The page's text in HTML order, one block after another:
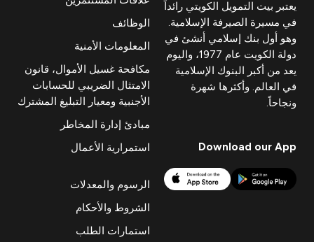
يعتبر بيت التمويل الكويتي رائداً
في مسيرة الصيرفة الإسلامية.
وهو أول بنك إسلامي أنشئ في
دولة الكويت عام 1977، واليوم
يعد من أكبر البنوك الإسلامية
في العالم. وأكثرها شهرة
ونجاحاً.
Download our App
الوظائف
المعلومات الأمنية
مكافحة غسيل الأموال، قانون
الامتثال الضريبي للحسابات
الأجنبية ومعيار التبليغ المشترك
مبادئ إدارة المخاطر
استمرارية الأعمال
الرسوم والمعدلات
الشروط والأحكام
استمارات الطلب